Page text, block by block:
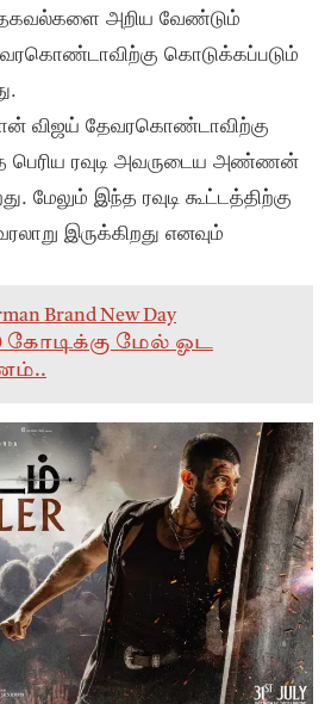
தகவல்களை அறிய வேண்டும்
கொடுக்கப்படும்
விஜய் தேவரகொண்டாவிற்கு
பெரிய ரவுடி அவருடைய அண்ணன்
மேலும் இந்த ரவுடி கூட்டத்திற்கு
இருக்கிறது எனவும்
Brand New Day
கோடிக்கு மேல் ஓட